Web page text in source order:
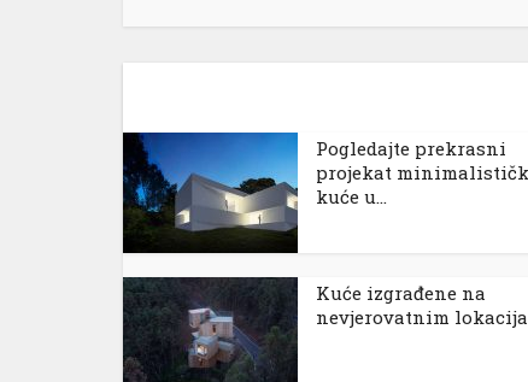
Pogledajte prekrasni
projekat
kuće u...
Kuće izgrađene na
nevjerovatnim